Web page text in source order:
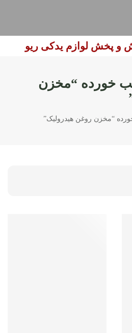
و پخش لوازم یدکی ریو
خورده “مخزن
“مخزن روغن هیدرولیک”